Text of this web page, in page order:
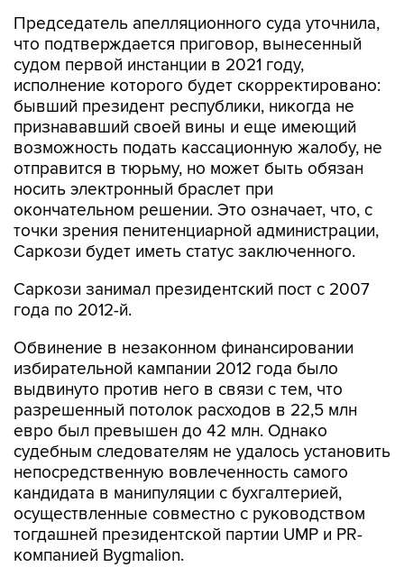
Председатель апелляционного суда уточнила,
что подтверждается приговор, вынесенный
судом первой инстанции в 2021 году,
исполнение которого будет скорректировано:
бывший президент республики, никогда не
признававший своей вины и еще имеющий
возможность подать кассационную жалобу, не
отправится в тюрьму, но может быть обязан
носить электронный браслет при
окончательном решении. Это означает, что, с
точки зрения пенитенциарной администрации,
Саркози будет иметь статус заключенного.
Саркози занимал президентский пост с 2007
года по 2012-й.
Обвинение в незаконном финансировании
избирательной кампании 2012 года было
выдвинуто против него в связи с тем, что
разрешенный потолок расходов в 22,5 млн
евро был превышен до 42 млн. Однако
судебным следователям не удалось установить
непосредственную вовлеченность самого
кандидата в манипуляции с бухгалтерией,
осуществленные совместно с руководством
тогдашней президентской партии UMP и PR-
компанией Bygmalion.